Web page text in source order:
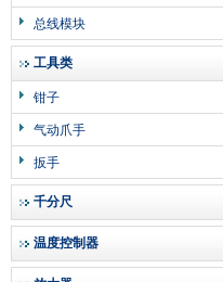
总线模块
工具类
钳子
气动爪手
扳手
千分尺
温度控制器